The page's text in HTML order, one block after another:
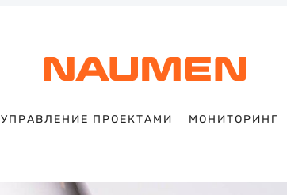
УПРАВЛЕНИЕ ПРОЕКТАМИ МОНИТОРИНГ